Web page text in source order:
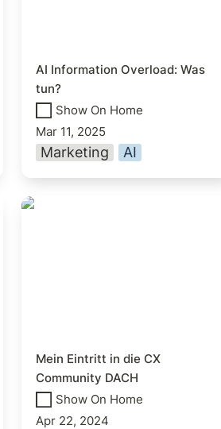
AI Information Overload: Was
tun?
Show On Home
Mar 11, 2025
Marketing AI
Mein Eintritt in die CX
Mein Eintritt in die CX
Community DACH
Show On Home
Apr 22, 2024